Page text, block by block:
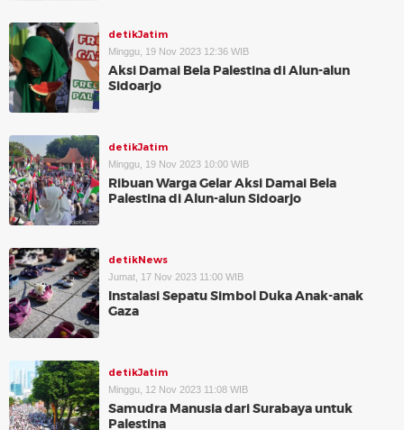
detikJatim
Minggu, 19 Nov 2023 12:36 WIB
Aksi Damai Bela Palestina di Alun-alun
Sidoarjo
detikJatim
Minggu, 19 Nov 2023 10:00 WIB
Ribuan Warga Gelar Aksi Damai Bela
Palestina di Alun-alun Sidoarjo
detikNews
Jumat, 17 Nov 2023 11:00 WIB
Instalasi Sepatu Simbol Duka Anak-anak
Gaza
detikJatim
Minggu, 12 Nov 2023 11:08 WIB
Samudra Manusia dari Surabaya untuk
Palestina